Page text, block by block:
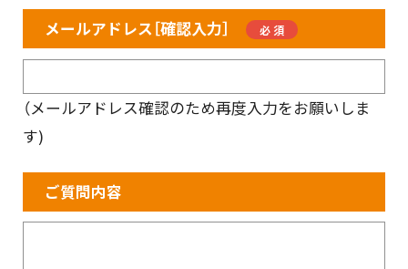
メールアドレス［確認入力］
（メールアドレス確認のため再度入力をお願いしま
す)
ご質問内容